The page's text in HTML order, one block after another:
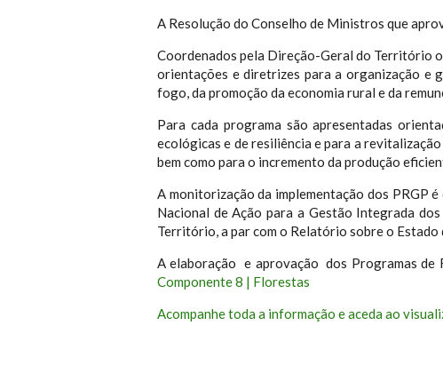
A Resolução do Conselho de Ministros que
Coordenados pela Direção-Geral do Território
orientações e diretrizes para a organização e
fogo, da promoção da economia rural e da
Para cada programa são apresentadas
ecológicas e de resiliência e para a
bem como para o incremento da produção
A monitorização da implementação dos PRGP
Nacional de Ação para a Gestão Integrada
Território, a par com o Relatório sobre o
A elaboração e aprovação dos Programas de
Componente 8 | Florestas
Acompanhe toda a informação e aceda ao